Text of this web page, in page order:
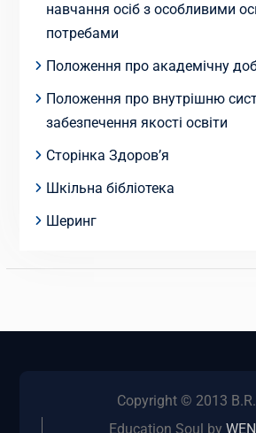
навчання осіб з особливими
потребами
Положення про академічну
Положення про внутрішню
забезпечення якості освіти
Сторінка Здоров’я
Шкільна бібліотека
Шеринг
Copyright © 2013
Education Soul by